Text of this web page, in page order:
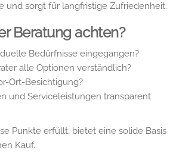
und sorgt für langfristige Zufriedenheit.
Beratung achten?
Bedürfnisse eingegangen?
alle Optionen verständlich?
Ort-Besichtigung?
und Serviceleistungen transparent
Punkte erfüllt, bietet eine solide Basis
Kauf.